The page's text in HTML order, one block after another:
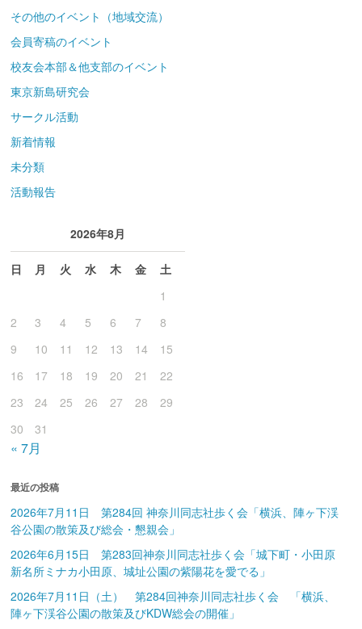
その他のイベント（地域交流）
会員寄稿のイベント
校友会本部＆他支部のイベント
東京新島研究会
サークル活動
新着情報
未分類
活動報告
2026年8月
日 月 火 水 木 金
土
1
2
3 4 5 6 7
8
9
10 11 12 13 14
15
16
17 18 19 20 21
22
23
24 25 26 27 28
29
30
31
« 7月
最近の投稿
2026年7月11日 第284回 神奈川同志社歩く会「横浜、陣ヶ下渓
谷公園の散策及び総会・懇親会」
2026年6月15日 第283回神奈川同志社歩く会「城下町・小田原
新名所ミナカ小田原、城址公園の紫陽花を愛でる」
2026年7月11日（土） 第284回神奈川同志社歩く会 「横浜、
陣ヶ下渓谷公園の散策及びKDW総会の開催」